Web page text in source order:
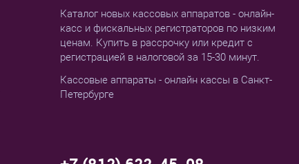
Каталог новых кассовых аппаратов - онлайн-
касс и фискальных регистраторов по низким
ценам. Купить в рассрочку или кредит с
регистрацией в налоговой за 15-30 минут.
Кассовые аппараты - онлайн кассы в Санкт-
Петербурге